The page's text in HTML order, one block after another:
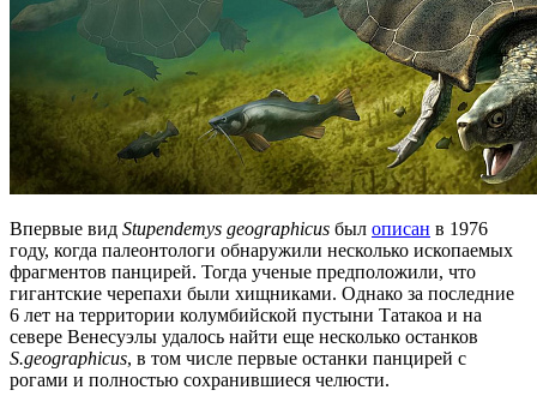
Впервые вид Stupendemys geographicus был описан в 1976
году, когда палеонтологи обнаружили несколько ископаемых
фрагментов панцирей. Тогда ученые предположили, что
гигантские черепахи были хищниками. Однако за последние
6 лет на территории колумбийской пустыни Татакоа и на
севере Венесуэлы удалось найти еще несколько останков
S.geographicus, в том числе первые останки панцирей с
рогами и полностью сохранившиеся челюсти.